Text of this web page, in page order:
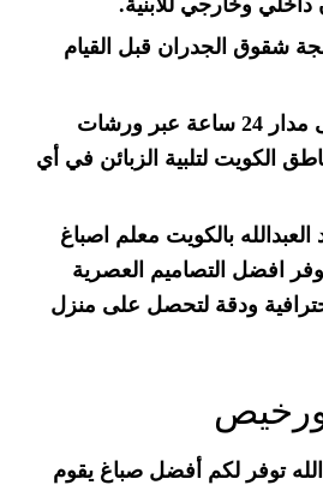
شقوق الجدران قبل القيام
توفير العمل على مدار 24 ساعة عبر ورشات
الكويت لتلبية الزبائن في أي
بالكويت معلم اصباغ
افضل التصاميم العصرية
ودقة لتحصل على منزل
توفر لكم أفضل صباغ يقوم